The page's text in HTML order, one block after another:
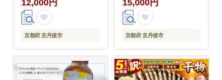
12,000円
京都府 京丹後市
んますかっと 葡萄 ブド
ウ ふるーつ 甘い あま
い ギフト お取り寄せ
BF00016
15,000円
京都府 京丹後市